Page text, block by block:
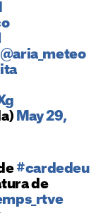
@aria_meteo
May 29,
#cardedeu
de